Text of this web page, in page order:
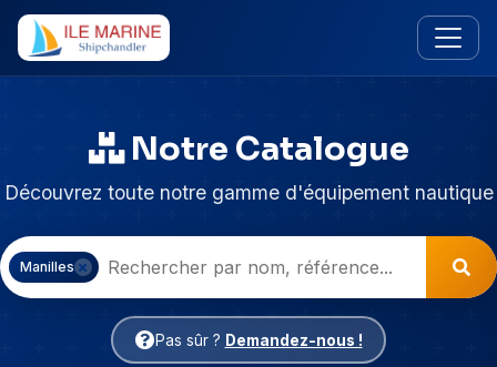
Notre Catalogue
Découvrez toute notre gamme d'équipement nautique
Manilles
Pas sûr ? Demandez-nous !